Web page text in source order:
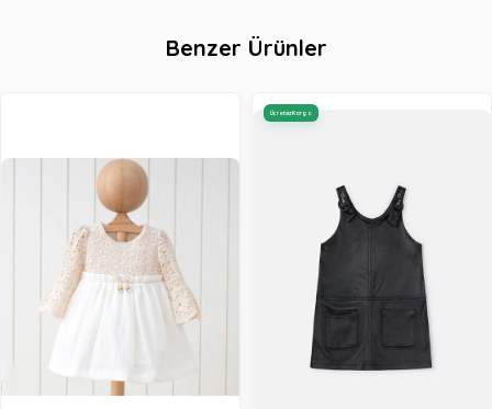
Benzer Ürünler
Ücretsiz Kargo